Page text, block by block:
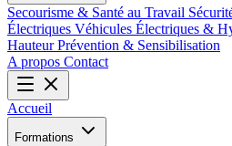
Secourisme & Santé au Travail
Électriques Véhicules Électriques &
HauteurPrévention & Sensibilisation
A propos Contact
Accueil
Formations